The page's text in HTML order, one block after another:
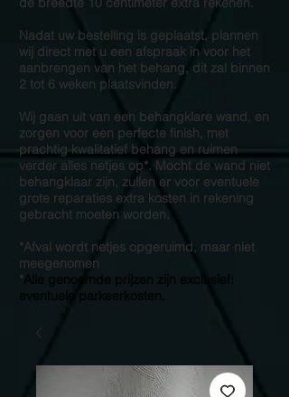
Nadat uw bestelling is geplaatst, plannen
wij direct met u een afspraak in voor het
aanbrengen van het behang, dit zal binnen
2 tot 6 weken plaatsvinden.
Wij gaan uit van een behangklare wand, en
zorgen voor een perfecte finish, met
prachtig kwalitatief behang en ruimen
verder alles netjes op*. Mocht de wand niet
behangklaar zijn, zullen er voor eventuele
grote reparaties extra kosten in rekening
gebracht moeten worden.
*Afval wordt netjes opgeruimd, maar niet
meegenomen
* Alle genoemde prijzen zijn exclusief: